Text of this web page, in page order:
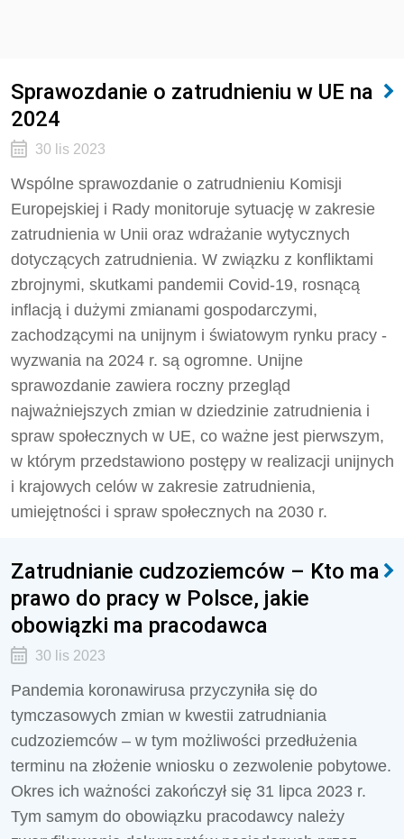
Sprawozdanie o zatrudnieniu w UE na
2024
30 lis 2023
Wspólne sprawozdanie o zatrudnieniu Komisji
Europejskiej i Rady monitoruje sytuację w zakresie
zatrudnienia w Unii oraz wdrażanie wytycznych
dotyczących zatrudnienia. W związku z konfliktami
zbrojnymi, skutkami pandemii Covid-19, rosnącą
inflacją i dużymi zmianami gospodarczymi,
zachodzącymi na unijnym i światowym rynku pracy -
wyzwania na 2024 r. są ogromne. Unijne
sprawozdanie zawiera roczny przegląd
najważniejszych zmian w dziedzinie zatrudnienia i
spraw społecznych w UE, co ważne jest pierwszym,
w którym przedstawiono postępy w realizacji unijnych
i krajowych celów w zakresie zatrudnienia,
umiejętności i spraw społecznych na 2030 r.
Zatrudnianie cudzoziemców – Kto ma
prawo do pracy w Polsce, jakie
obowiązki ma pracodawca
30 lis 2023
Pandemia koronawirusa przyczyniła się do
tymczasowych zmian w kwestii zatrudniania
cudzoziemców – w tym możliwości przedłużenia
terminu na złożenie wniosku o zezwolenie pobytowe.
Okres ich ważności zakończył się 31 lipca 2023 r.
Tym samym do obowiązku pracodawcy należy